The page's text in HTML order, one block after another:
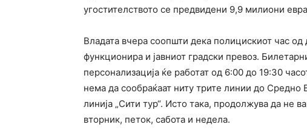
угостителството се предвидени 9,9 милиони
Владата вчера соопшти дека полицискиот час
функционира и јавниот градски превоз.
персонализација ќе работат од 6:00 до 19:30
нема да сообраќаат ниту трите линии до
линија „Сити тур“. Исто така, продолжува да не
вторник, петок, сабота и недела.